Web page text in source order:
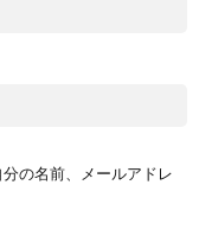
の名前、メールアドレ